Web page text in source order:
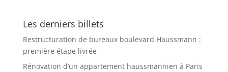
Les derniers billets
Restructuration de bureaux boulevard Haussmann :
première étape livrée
Rénovation d’un appartement haussmannien à Paris